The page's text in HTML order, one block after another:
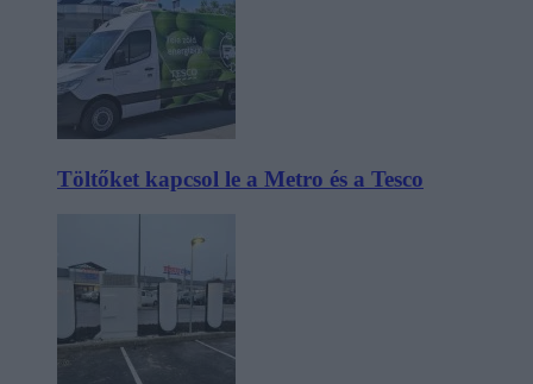
Töltőket kapcsol le a Metro és a Tesco